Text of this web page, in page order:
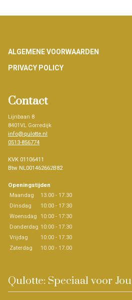
Footer
ALGEMENE VOORWAARDEN
PRIVACY POLICY
Contact
Lijnbaan 8
8401VL Gorredijk
info@qulotte.nl
0513-856774
KVK 01106411
Btw NL001462662B82
Openingstijden
Maandag
13.00 - 17.30
Dinsdag
10:00 - 17:30
Woensdag 10:00 - 17:30
Donderdag 10:00 - 17:30
Vrijdag
10:00 - 17.30
Zaterdag
10.00 - 17.00
Qulotte: Speciaal voor Jou